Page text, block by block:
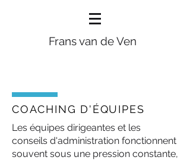
Frans van de Ven
COACHING D'ÉQUIPES
Les équipes dirigeantes et les
conseils d'administration fonctionnent
souvent sous une pression constante,